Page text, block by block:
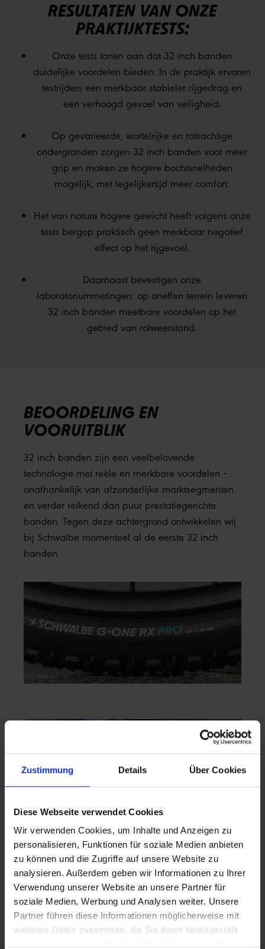
Zustimmung Details Über Cookies
Diese Webseite verwendet Cookies
Wir verwenden Cookies, um Inhalte und Anzeigen zu
personalisieren, Funktionen für soziale Medien anbieten
zu können und die Zugriffe auf unsere Website zu
analysieren. Außerdem geben wir Informationen zu Ihrer
Verwendung unserer Website an unsere Partner für
soziale Medien, Werbung und Analysen weiter. Unsere
Partner führen diese Informationen möglicherweise mit
weiteren Daten zusammen, die Sie ihnen bereitgestellt
RESULTATEN VAN ONZE
PRAKTIJKTESTS:
Onze tests tonen aan dat 32 inch banden
duidelijke voordelen bieden. In de praktijk ervaren
testrijders een merkbaar stabieler rijgedrag en
een verhoogd gevoel van veiligheid.
Op gevarieerde, wortelrijke en rotsachtige
ondergronden zorgen 32 inch banden voor meer
grip en maken ze hogere bochtsnelheden
mogelijk, met tegelijkertijd meer comfort.
Het van nature hogere gewicht heeft volgens onze
tests bergop praktisch geen merkbaar negatief
effect op het rijgevoel.
Daarnaast bevestigen onze
laboratoriummetingen: op oneffen terrein leveren
32 inch banden meetbare voordelen op het
gebied van rolweerstand.
BEOORDELING EN
VOORUITBLIK
32 inch banden zijn een veelbelovende
technologie met reële en merkbare voordelen –
onafhankelijk van afzonderlijke marktsegmenten
en verder reikend dan puur prestatiegerichte
banden. Tegen deze achtergrond ontwikkelen wij
bij Schwalbe momenteel al de eerste 32 inch
banden.
WANNEER ZIJN SCHWALBE
32 INCH BANDEN
BESCHIKBAAR?
De marktintroductie van de eerste Schwalbe 32
inch banden is gepland, maar zal niet vóór 2027
(MY28 OEM) plaatsvinden. Concrete